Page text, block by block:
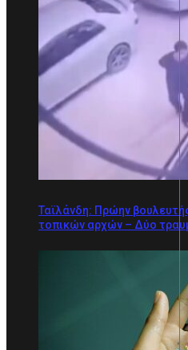
Ταϊλάνδη: Πρώην
τοπικών αρχών – Δύο